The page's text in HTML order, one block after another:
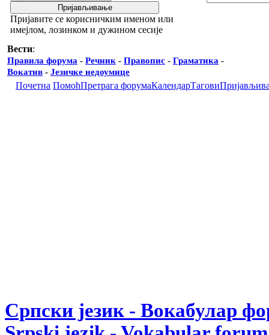
Пријавите се корисничким именом или
имејлом, лозинком и дужином сесије
Вести:
Правила форума - Речник - Правопис - Граматика -
Вокатив - Језичке недоумице
Почетна ПомоћПретрага форумаКалендарТагови
Српски језик - Вокабулар